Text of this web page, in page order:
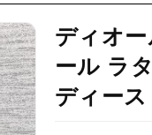
ディオ
ール ラ
ディー